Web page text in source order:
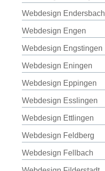
Webdesign Endersbach
Webdesign Engen
Webdesign Engstingen
Webdesign Eningen
Webdesign Eppingen
Webdesign Esslingen
Webdesign Ettlingen
Webdesign Feldberg
Webdesign Fellbach